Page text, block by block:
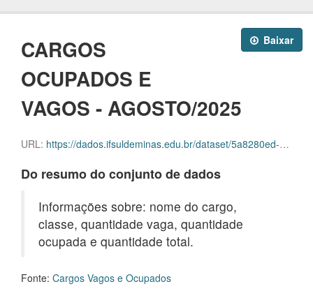
Baixar
CARGOS
OCUPADOS E
VAGOS - AGOSTO/2025
URL: https://dados.ifsuldeminas.edu.br/dataset/5a8280ed-031b-45f2-9623-37aa7026fd68/resource/65c77161-6f25-448a-a405-30fe9e97037b/download/progep-cargos-e-vagas-agosto2025.ods
Do resumo do conjunto de dados
Informações sobre: nome do cargo,
classe, quantidade vaga, quantidade
ocupada e quantidade total.
Fonte: Cargos Vagos e Ocupados